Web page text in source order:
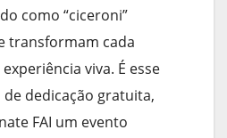
como “ciceroni”
transformam cada
viva. É esse
dedicação gratuita,
FAI um evento